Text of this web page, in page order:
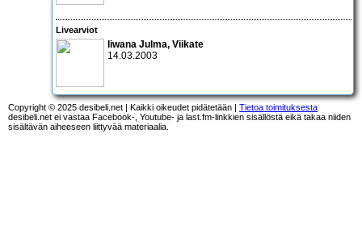
Livearviot
Iiwana Julma, Viikate
14.03.2003
Copyright © 2025 desibeli.net | Kaikki oikeudet pidätetään | Tietoa toimituksesta
desibeli.net ei vastaa Facebook-, Youtube- ja last.fm-linkkien sisällöstä eikä takaa niiden
sisältävän aiheeseen liittyvää materiaalia.